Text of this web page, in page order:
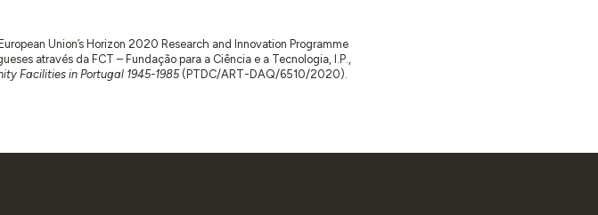
Union’s Horizon 2020 Research and Innovation Programme
através da FCT – Fundação para a Ciência e a Tecnologia, I.P.,
Facilities in Portugal 1945-1985(PTDC/ART-DAQ/6510/2020).